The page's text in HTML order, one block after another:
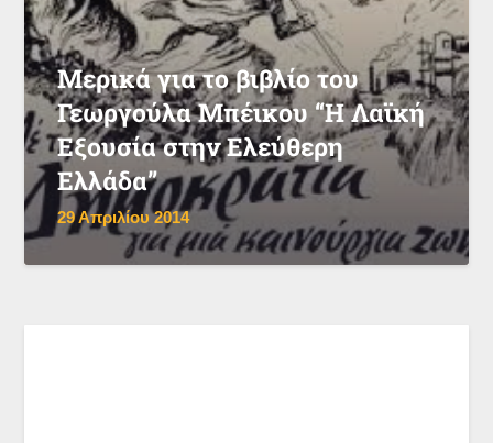
Μερικά για το βιβλίο του
Γεωργούλα Μπέικου “Η Λαϊκή
Εξουσία στην Ελεύθερη
Ελλάδα”
29 Απριλίου 2014